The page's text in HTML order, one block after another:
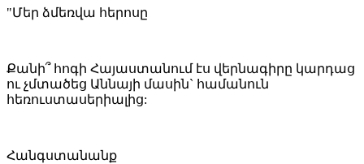
"Մեր ձմեռվա հերոսը
Քանի՞ հոգի Հայաստանում էս վերնագիրը կարդաց
ու չմտածեց Աննայի մասին` համանուն
հեռուստասերիալից:
Հանգստանանք